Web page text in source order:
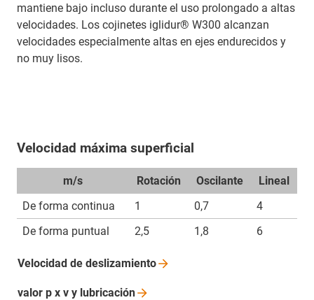
mantiene bajo incluso durante el uso prolongado a altas
velocidades. Los cojinetes iglidur® W300 alcanzan
velocidades especialmente altas en ejes endurecidos y
no muy lisos.
Velocidad máxima superficial
m/s Rotación Oscilante
Lineal
De forma continua
1 0,7
4
De forma puntual
2,5 1,8 6
Velocidad de deslizamiento
valor p x v y lubricación